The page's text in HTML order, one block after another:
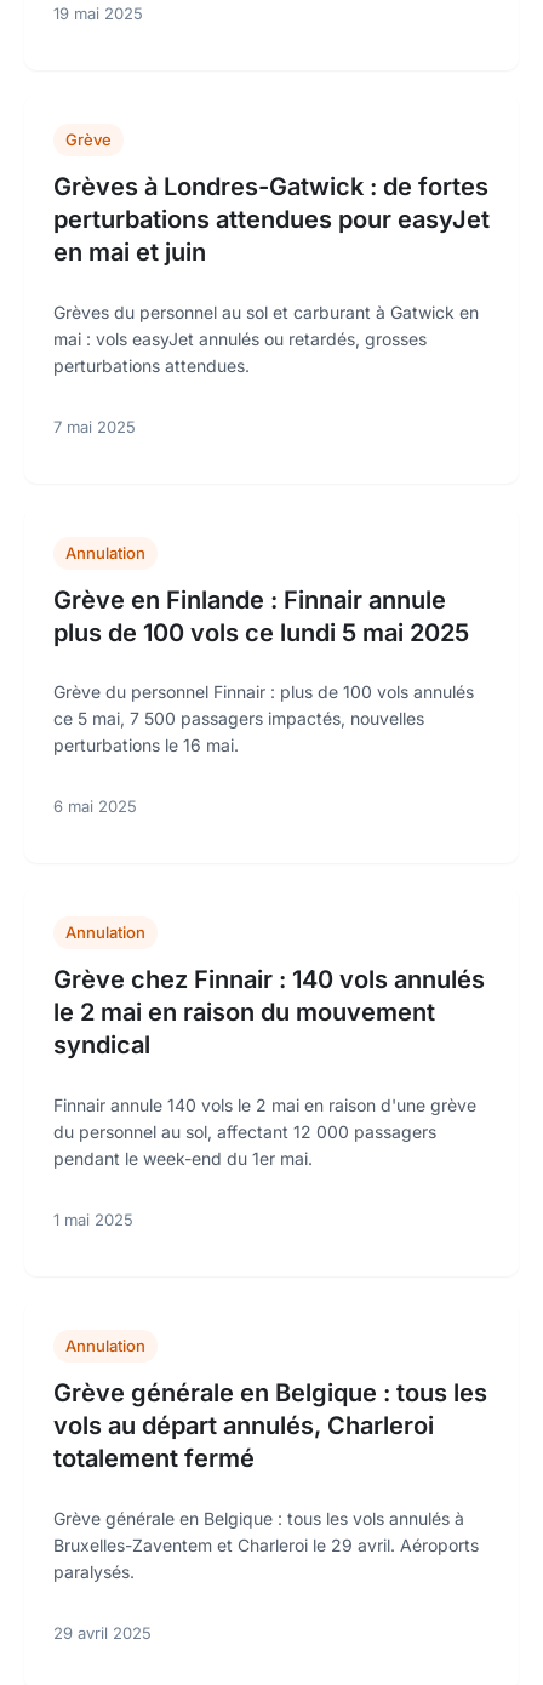
19 mai 2025
Grève
Grèves à Londres-Gatwick : de fortes
perturbations attendues pour easyJet
en mai et juin
Grèves du personnel au sol et carburant à Gatwick en
mai : vols easyJet annulés ou retardés, grosses
perturbations attendues.
7 mai 2025
Annulation
Grève en Finlande : Finnair annule
plus de 100 vols ce lundi 5 mai 2025
Grève du personnel Finnair : plus de 100 vols annulés
ce 5 mai, 7 500 passagers impactés, nouvelles
perturbations le 16 mai.
6 mai 2025
Annulation
Grève chez Finnair : 140 vols annulés
le 2 mai en raison du mouvement
syndical
Finnair annule 140 vols le 2 mai en raison d'une grève
du personnel au sol, affectant 12 000 passagers
pendant le week-end du 1er mai.
1 mai 2025
Annulation
Grève générale en Belgique : tous les
vols au départ annulés, Charleroi
totalement fermé
Grève générale en Belgique : tous les vols annulés à
Bruxelles-Zaventem et Charleroi le 29 avril. Aéroports
paralysés.
29 avril 2025